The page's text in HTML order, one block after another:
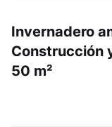
Invernadero
Construcción
50 m²